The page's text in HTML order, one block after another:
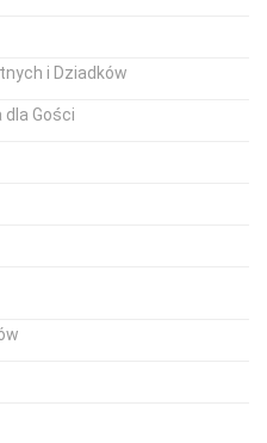
i Dziadków
Gości